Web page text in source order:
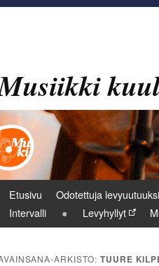
Päävalikko
Etusivu Odotettuja
Intervalli
Levyhyllyt
ARKISTO:TUURE